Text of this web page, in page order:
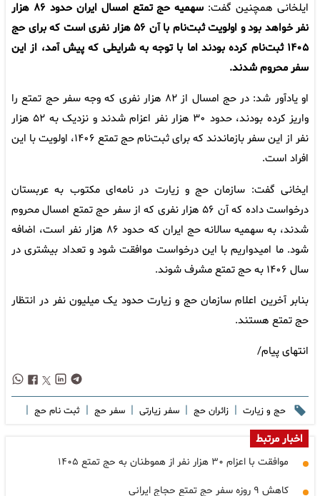
ایلخانی همچنین گفت:
سهمیه حج تمتع امسال ایران حدود ۸۶ هزار
نفر خواهد بود و اولویت ثبت‌نام با آن ۵۶ هزار نفری است که برای حج
۱۴۰۵ ثبت‌نام کرده بودند اما با توجه به شرایطی که پیش آمد، از این
سفر محروم شدند.
او یادآور شد: در حج امسال از ۸۲ هزار نفری که وجه سفر حج تمتع را
واریز کرده بودند، حدود ۳۰ هزار نفر اعزام شدند و نزدیک به ۵۲ هزار
نفر از این سفر بازماندند که برای ثبت‌نام حج تمتع ۱۴۰۶، اولویت با این
افراد است.
ایخانی گفت‌: سازمان حج و زیارت در نامه‌ای مکتوب به عربستان
درخواست داده که آن ۵۶ هزار نفری که از سفر حج تمتع امسال محروم
شدند، به سهمیه سالانه حج ایران که حدود ۸۶ هزار نفر است، اضافه
شود. ما امیدواریم با این درخواست موافقت شود و تعداد بیشتری در
سال ۱۴۰۶ به حج تمتع مشرف شوند.
بنابر آخرین اعلام سازمان حج و زیارت حدود یک میلیون نفر در انتظار
حج تمتع هستند.
انتهای پیام/
حج و زیارت | زائران حج | سفر زیارتی | سفر حج | ثبت نام حج |
اخبار مرتبط
موافقت با اعزام ۳۰ هزار نفر از هموطنان به حج تمتع ۱۴۰۵
کاهش ۹ روزه سفر حج تمتع حجاج ایرانی